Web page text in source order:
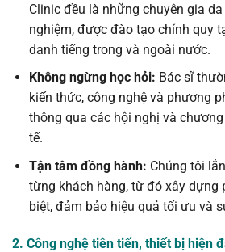
Clinic đều là những chuyên gia
nghiệm, được đào tạo chính quy
danh tiếng trong và ngoài nước.
Không ngừng học hỏi: Bác sĩ
kiến thức, công nghệ và phương
thông qua các hội nghị và
tế.
Tận tâm đồng hành: Chúng tôi
từng khách hàng, từ đó xây dựng
biệt, đảm bảo hiệu quả tối ưu và
2. Công nghệ tiên tiến, thiết bị hiện